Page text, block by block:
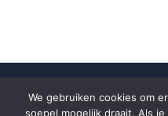
We gebruiken cookies om
soepel mogelijk draait. Als